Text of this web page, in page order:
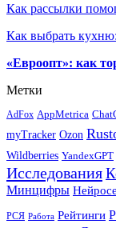
Как рассылки
Как выбрать
«Евроопт»: как
Метки
AdFox AppMetrica
myTracker Ozon
Wildberries YandexGPT
Исследования
Минцифры
РСЯ Работа Рейтинги